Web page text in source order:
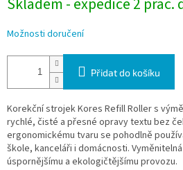
Možnosti doručení
Přidat do košíku
Korekční strojek Kores Refill Roller s
rychlé, čisté a přesné opravy textu bez
ergonomickému tvaru se pohodlně
škole, kanceláři i domácnosti.
úspornějšímu a ekologičtějšímu provozu.